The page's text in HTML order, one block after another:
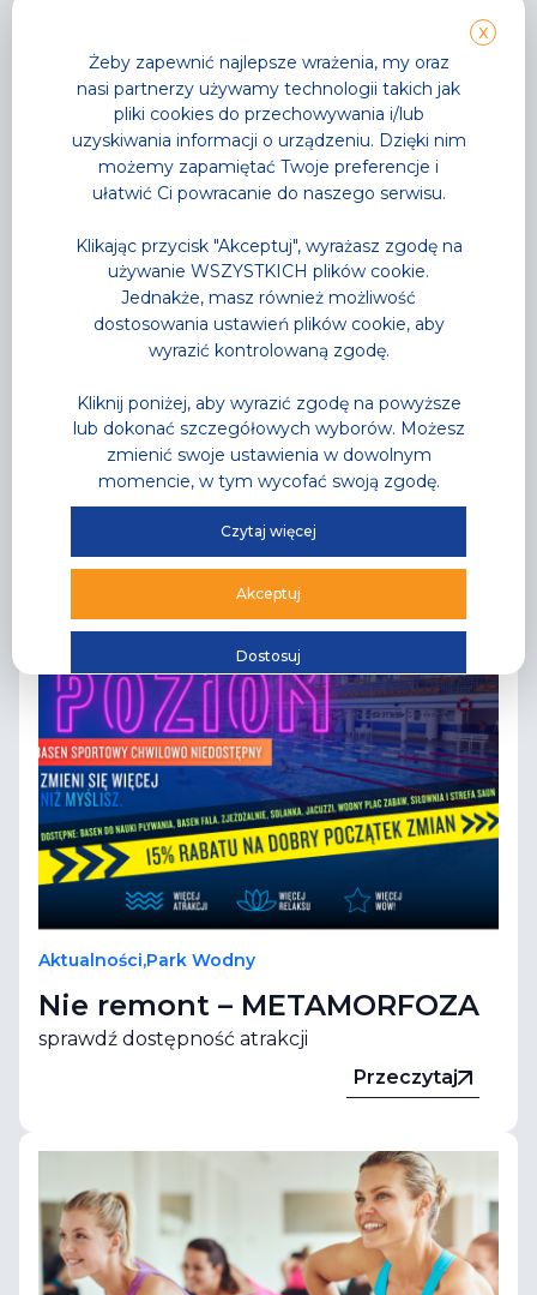
Aktualności,Park Wodny
Noc saunowa na którą
wszyscy czekali
Przeczytaj
Aktualności,Park Wodny
Nie remont – METAMORFOZA
sprawdź dostępność atrakcji
Przeczytaj
X
Żeby zapewnić najlepsze wrażenia, my oraz
nasi partnerzy używamy technologii takich jak
pliki cookies do przechowywania i/lub
uzyskiwania informacji o urządzeniu. Dzięki nim
możemy zapamiętać Twoje preferencje i
ułatwić Ci powracanie do naszego serwisu.
Klikając przycisk "Akceptuj", wyrażasz zgodę na
używanie WSZYSTKICH plików cookie.
Jednakże, masz również możliwość
dostosowania ustawień plików cookie, aby
wyrazić kontrolowaną zgodę.
Kliknij poniżej, aby wyrazić zgodę na powyższe
lub dokonać szczegółowych wyborów. Możesz
zmienić swoje ustawienia w dowolnym
momencie, w tym wycofać swoją zgodę.
Czytaj więcej
Akceptuj
Dostosuj